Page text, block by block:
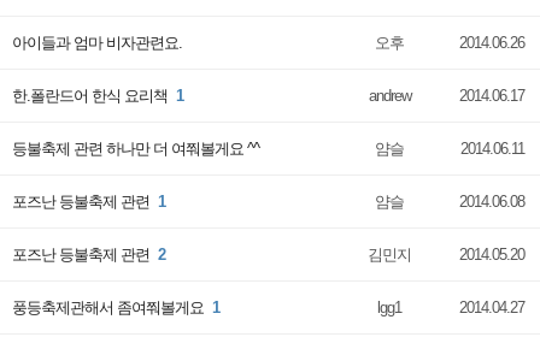
아이들과 엄마 비자관련요. 오후 2014.06.26
한.폴란드어 한식 요리책 1 andrew 2014.06.17
등불축제 관련 하나만 더 여쭤볼게요 ^^ 얌슬 2014.06.11
포즈난 등불축제 관련 1 얌슬 2014.06.08
포즈난 등불축제 관련 2 김민지 2014.05.20
풍등축제관해서 좀여쭤볼게요 1 lgg1 2014.04.27